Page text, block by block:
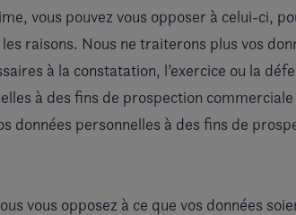
vous pouvez vous opposer à celui-ci,
raisons. Nous ne traiterons plus vos
à la constatation, l’exercice ou la
à des fins de prospection commerciale
données personnelles à des fins de
vous opposez à ce que vos données